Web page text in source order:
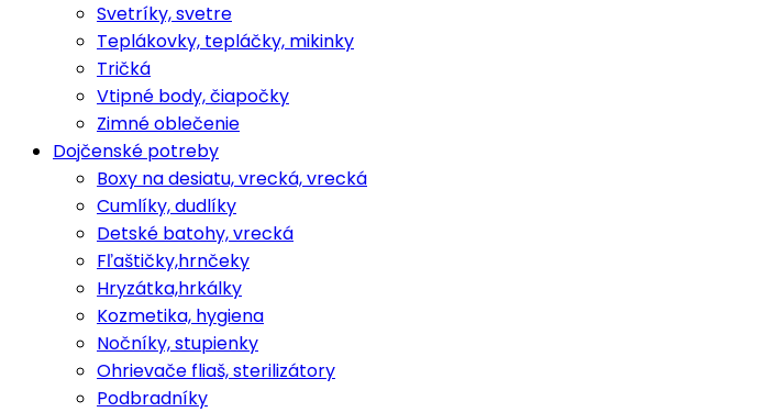
Svetríky, svetre
Teplákovky, tepláčky, mikinky
Tričká
Vtipné body, čiapočky
Zimné oblečenie
Dojčenské potreby
Boxy na desiatu, vrecká, vrecká
Cumlíky, dudlíky
Detské batohy, vrecká
Fľaštičky,hrnčeky
Hryzátka,hrkálky
Kozmetika, hygiena
Nočníky, stupienky
Ohrievače fliaš, sterilizátory
Podbradníky